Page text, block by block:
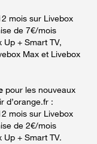
mois sur Livebox
de 7€/mois
+ Smart TV,
Max et Livebox
pour les nouveaux
d’orange.fr :
mois sur Livebox
de 2€/mois
+ Smart TV.